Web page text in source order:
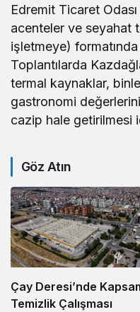
Edremit Ticaret
acenteler ve seyahat
işletmeye)
Toplantılarda
termal kaynaklar,
gastronomi
cazip hale getirilmesi
Göz Atın
Çay Deresi’nde
Temizlik Çalışması